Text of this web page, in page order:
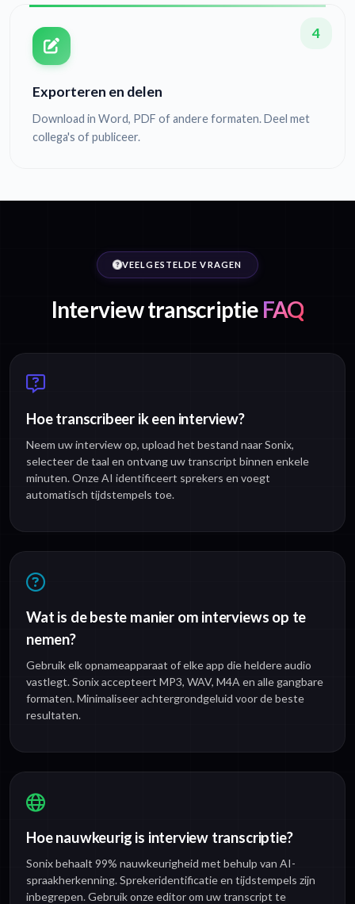
4
Exporteren en delen
Download in Word, PDF of andere formaten. Deel met
collega's of publiceer.
VEELGESTELDE VRAGEN
Interview transcriptie FAQ
Hoe transcribeer ik een interview?
Neem uw interview op, upload het bestand naar Sonix,
selecteer de taal en ontvang uw transcript binnen enkele
minuten. Onze AI identificeert sprekers en voegt
automatisch tijdstempels toe.
Wat is de beste manier om interviews op te
nemen?
Gebruik elk opnameapparaat of elke app die heldere audio
vastlegt. Sonix accepteert MP3, WAV, M4A en alle gangbare
formaten. Minimaliseer achtergrondgeluid voor de beste
resultaten.
Hoe nauwkeurig is interview transcriptie?
Sonix behaalt 99% nauwkeurigheid met behulp van AI-
spraakherkenning. Sprekeridentificatie en tijdstempels zijn
inbegrepen. Gebruik onze editor om uw transcript te